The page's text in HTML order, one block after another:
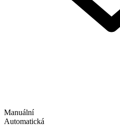
Manuální
Automatická